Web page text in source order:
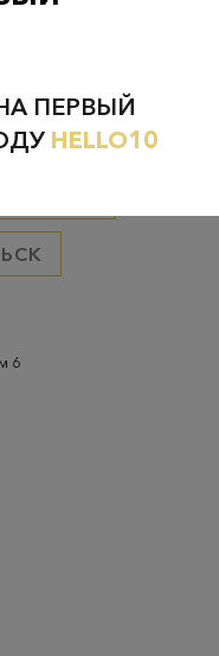
магазинах
6
ПЕРВЫЙ
HELLO10